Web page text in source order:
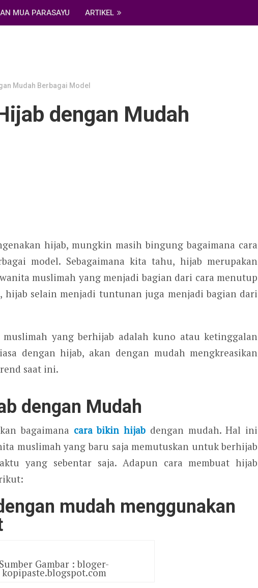
MUA PARASAYU ARTIKEL
Mudah Berbagai Model
dengan Mudah
hijab, mungkin masih bingung bagaimana cara
model. Sebagaimana kita tahu, hijab merupakan
muslimah yang menjadi bagian dari cara menutup
hijab selain menjadi tuntunan juga menjadi bagian dari
yang berhijab adalah kuno atau ketinggalan
dengan hijab, akan dengan mudah mengkreasikan
saat ini.
dengan Mudah
bagaimana cara bikin hijab dengan mudah. Hal ini
muslimah yang baru saja memutuskan untuk berhijab
yang sebentar saja. Adapun cara membuat hijab
mudah menggunakan
Sumber Gambar : bloger-
kopipaste.blogspot.com